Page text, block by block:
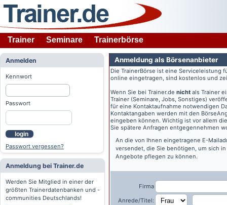
Trainer Seminare Trainerbörse
Anmelden
Kennwort
Passwort
login
Passwort vergessen?
Anmeldung bei Trainer.de
Werden Sie Mitglied in einer der
größten Trainerdatenbanken und -
communities Deutschlands!
Anmeldung als Börsenanbieter
Die TrainerBörse ist eine Serviceleistung
online eingetragen, sind kostenlos und
Wenn Sie bei Trainer.de nicht als Trainer
Trainer (Seminare, Jobs, Sonstiges)
für eine Kontaktaufnahme notwendigen
Kontaktangaben werden mit den
eingeben können. Wichtig ist vor allem
Sie spätere Anfragen entgegennehmen
An die von Ihnen eingetragene E-
versendet, die Sie benötigen, um sich
Angebote pflegen zu können.
Firma
Anrede/Titel: